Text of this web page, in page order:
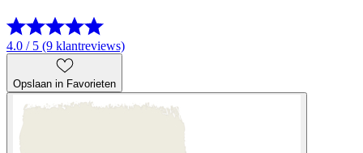
4.0 / 5 (9 klantreviews)
Opslaan in Favorieten